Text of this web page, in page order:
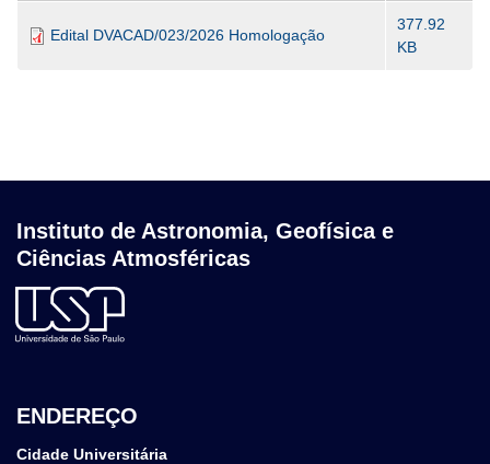
Edital DVACAD/023/2026 Homologação
377.92
KB
Instituto de Astronomia, Geofísica e
Ciências Atmosféricas
ENDEREÇO
Cidade Universitária